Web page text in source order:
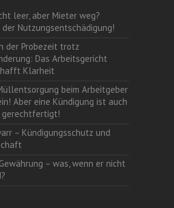
leer, aber Mieter weg?
Nutzungsentschädigung!
der Probezeit trotz
Das Arbeitsgericht
Klarheit
beim Arbeitgeber
Aber eine Kündigung ist auch
– Kündigungsschutz und
– was, wenn er nicht